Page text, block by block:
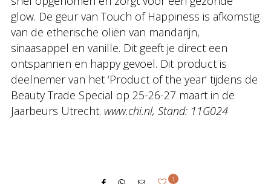
glow. De geur van Touch of Happiness is afkomstig
van de etherische oliën van mandarijn,
sinaasappel en vanille. Dit geeft je direct een
ontspannen en happy gevoel. Dit product is
deelnemer van het ‘Product of the year’ tijdens de
Beauty Trade Special op 25-26-27 maart in de
Jaarbeurs Utrecht. www.chi.nl, Stand: 11G024
1